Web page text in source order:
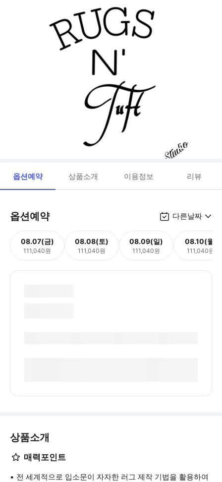
옵션예약 상품소개 이용정보 리뷰
옵션예약 다른날짜
08.07(금)
111,040원
08.08(토)
111,040원
08.09(일)
111,040원
08.10(월)
111,040원
상품소개
매력포인트
전 세계적으로 입소문이 자자한 러그 제작 기법을 활용하여